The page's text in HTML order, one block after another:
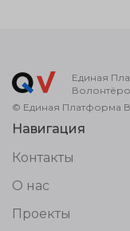
Единая
© Единая Платформа
Навигация
Контакты
О нас
Проекты